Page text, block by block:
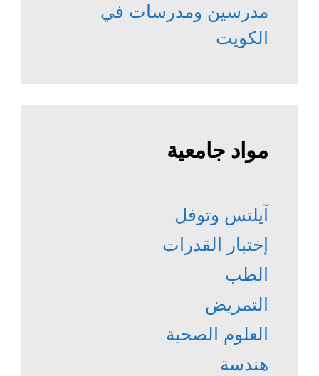
مدرسين ومدرسات في
الكويت
مواد جامعية
آيلتس وتوفل
إختبار القدرات
الطب
التمريض
العلوم الصحية
هندسة